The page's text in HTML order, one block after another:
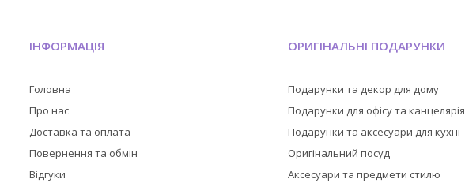
ІНФОРМАЦІЯ
Головна
Про нас
Доставка та оплата
Повернення та обмін
Відгуки
ОРИГІНАЛЬНІ ПОДАРУНКИ
Подарунки та декор для дому
Подарунки для офісу та канцелярія
Подарунки та аксесуари для кухні
Оригінальний посуд
Аксесуари та предмети стилю